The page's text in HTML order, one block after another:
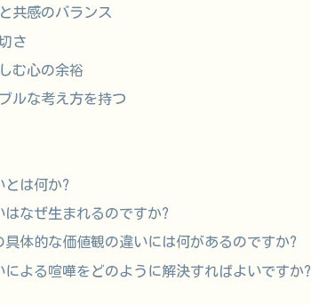
共感のバランス
さ
む心の余裕
ルな考え方を持つ
とは何か?
はなぜ生まれるのですか?
具体的な価値観の違いには何があるのですか?
による喧嘩をどのように解決すればよいですか?